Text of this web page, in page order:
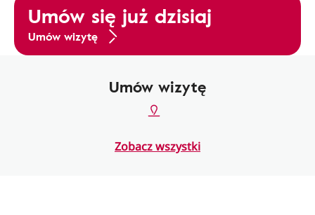
Umów się już dzisiaj
Umów wizytę
Umów wizytę
Zobacz wszystki